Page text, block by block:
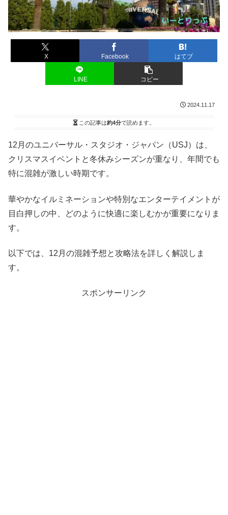
X Facebook はてブ
LINE コピー
2024.11.17
この記事は約4分で読めます。
12月のユニバーサル・スタジオ・ジャパン（USJ）は、
クリスマスイベントと冬休みシーズンが重なり、年間でも
特に混雑が激しい時期です。
華やかなイルミネーションや特別なエンターテイメントが
目白押しの中、どのように快適に楽しむかが重要になりま
す。
以下では、12月の混雑予想と攻略法を詳しく解説しま
す。
スポンサーリンク